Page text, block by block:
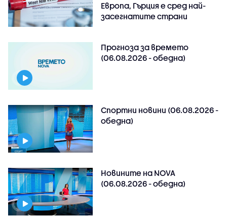
Европа, Гърция е сред най-
засегнатите страни
Прогноза за времето
(06.08.2026 - обедна)
Спортни новини (06.08.2026 -
обедна)
Новините на NOVA
(06.08.2026 - обедна)